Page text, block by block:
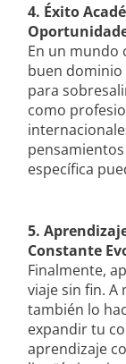
4. Éxito
En un mundo
buen dominio
para
como
específica
5.
Constante
Finalmente,
viaje sin fin. A
también lo
expandir tu
aprendizaje